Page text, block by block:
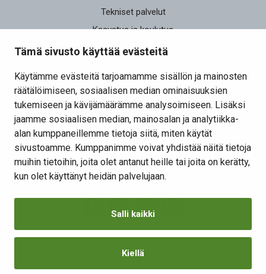
Tämä sivusto käyttää evästeitä
Käytämme evästeitä tarjoamamme sisällön ja mainosten
räätälöimiseen, sosiaalisen median ominaisuuksien
tukemiseen ja kävijämäärämme analysoimiseen. Lisäksi
jaamme sosiaalisen median, mainosalan ja analytiikka-
alan kumppaneillemme tietoja siitä, miten käytät
sivustoamme. Kumppanimme voivat yhdistää näitä tietoja
muihin tietoihin, joita olet antanut heille tai joita on kerätty,
kun olet käyttänyt heidän palvelujaan.
Salli kaikki
Kiellä
Tekniset palvelut
Kasvatus ja koulutus
Elinvoima
Osallistu ja vaikuta
Kansalaisaloite
Lomakkeet
Tietosuojaseloste
Saavutettavuusseloste